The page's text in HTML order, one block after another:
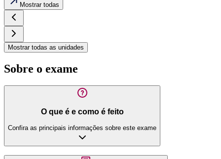
Mostrar todas
Mostrar todas as unidades
Sobre o exame
O que é e como é feito
Confira as principais informações sobre este exame